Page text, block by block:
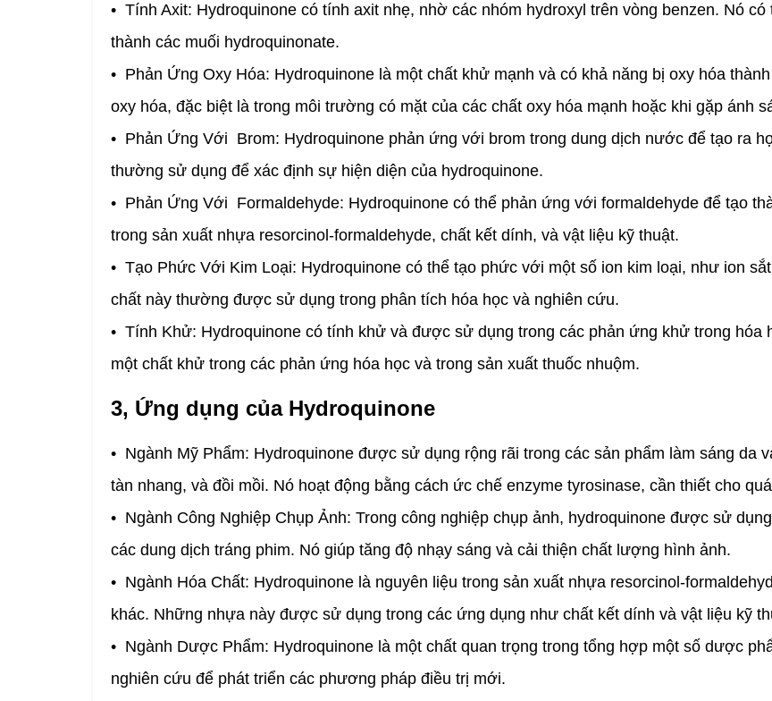
• Tính Axit: Hydroquinone có tính axit nhẹ, nhờ các nhóm hydroxyl trên vòng benzen. Nó
thành các muối hydroquinonate.
• Phản Ứng Oxy Hóa: Hydroquinone là một chất khử mạnh và có khả năng bị oxy hóa
oxy hóa, đặc biệt là trong môi trường có mặt của các chất oxy hóa mạnh hoặc khi gặp ánh
• Phản Ứng Với Brom: Hydroquinone phản ứng với brom trong dung dịch nước để tạo ra
thường sử dụng để xác định sự hiện diện của hydroquinone.
• Phản Ứng Với Formaldehyde: Hydroquinone có thể phản ứng với formaldehyde để tạo
trong sản xuất nhựa resorcinol-formaldehyde, chất kết dính, và vật liệu kỹ thuật.
• Tạo Phức Với Kim Loại: Hydroquinone có thể tạo phức với một số ion kim loại, như ion
chất này thường được sử dụng trong phân tích hóa học và nghiên cứu.
• Tính Khử: Hydroquinone có tính khử và được sử dụng trong các phản ứng khử trong
một chất khử trong các phản ứng hóa học và trong sản xuất thuốc nhuộm.
3, Ứng dụng của Hydroquinone
• Ngành Mỹ Phẩm: Hydroquinone được sử dụng rộng rãi trong các sản phẩm làm sáng da
tàn nhang, và đồi mồi. Nó hoạt động bằng cách ức chế enzyme tyrosinase, cần thiết cho
• Ngành Công Nghiệp Chụp Ảnh: Trong công nghiệp chụp ảnh, hydroquinone được sử
các dung dịch tráng phim. Nó giúp tăng độ nhạy sáng và cải thiện chất lượng hình ảnh.
• Ngành Hóa Chất: Hydroquinone là nguyên liệu trong sản xuất nhựa resorcinol-
khác. Những nhựa này được sử dụng trong các ứng dụng như chất kết dính và vật liệu kỹ
• Ngành Dược Phẩm: Hydroquinone là một chất quan trọng trong tổng hợp một số dược
nghiên cứu để phát triển các phương pháp điều trị mới.